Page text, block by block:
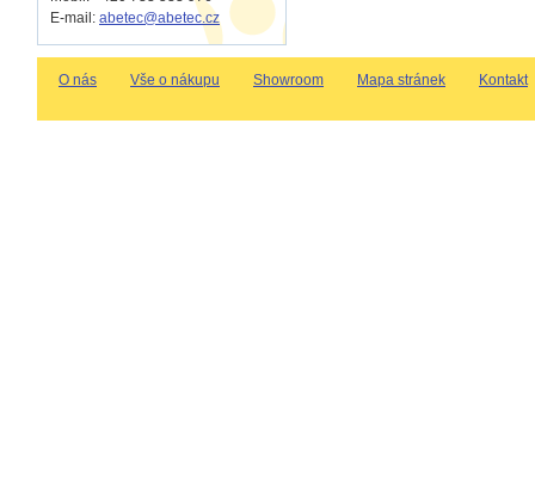
E-mail: abetec@abetec.cz
O nás Vše o nákupu Showroom Mapa stránek Kontakt